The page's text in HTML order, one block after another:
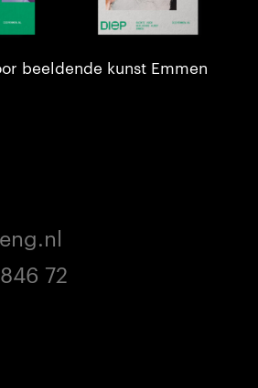
beeldende kunst Emmen
72